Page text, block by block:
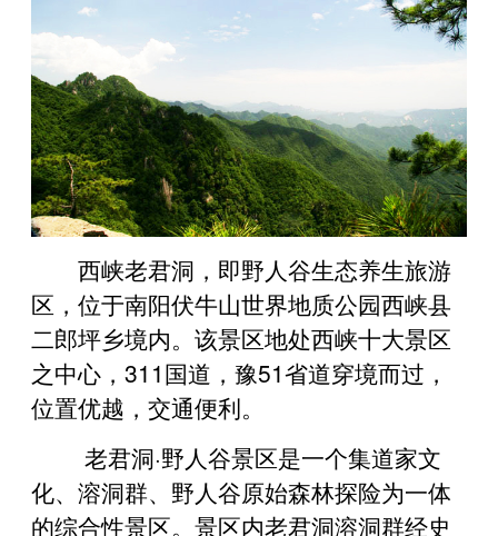
西峡老君洞，即野人谷生态养生旅游
区，位于南阳伏牛山世界地质公园西峡县
二郎坪乡境内。该景区地处西峡十大景区
之中心，311国道，豫51省道穿境而过，
位置优越，交通便利。
老君洞·野人谷景区是一个集道家文
化、溶洞群、野人谷原始森林探险为一体
的综合性景区。景区内老君洞溶洞群经史